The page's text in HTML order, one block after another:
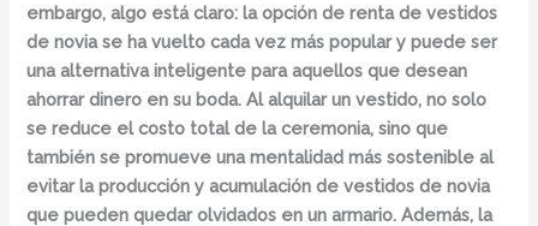
embargo, algo está claro: la opción derenta de vestidos
de noviase ha vuelto cada vez más popular y puede ser
una alternativa inteligente para aquellos que desean
ahorrar dinero en su boda. Al alquilar un vestido, no solo
se reduce el costo total de la ceremonia, sino que
también se promueve una mentalidad más sostenible al
evitar la producción y acumulación de vestidos de novia
que pueden quedar olvidados en un armario. Además, la